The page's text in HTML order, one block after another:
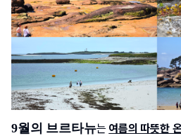
9월의 브르타뉴는 여름의 따뜻한